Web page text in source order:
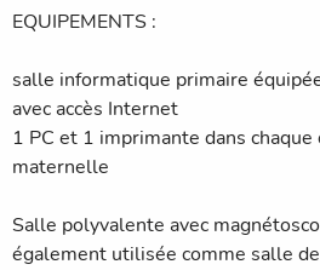
EQUIPEMENTS :
salle informatique primaire
avec accès Internet
1 PC et 1 imprimante dans
maternelle
Salle polyvalente avec
également utilisée comme salle